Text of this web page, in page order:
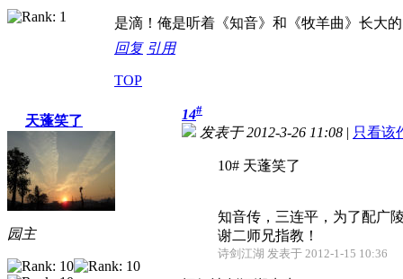
是滴！俺是听着《知音》和《牧羊曲》长大
回复 引用
TOP
天蓬笑了
园主
14#
发表于 2012-3-26 11:08 | 只看该
10# 天蓬笑了
知音传，三连平，为了配广
谢二师兄指教！
诗剑江湖 发表于 2012-1-15 10:36